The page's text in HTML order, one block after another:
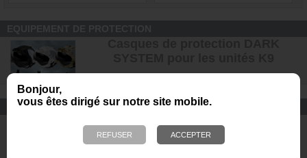
Bonjour,
vous êtes dirigé sur notre site mobile.
CONFORT ET SÉCURITÉ
Chaussures Ranger et
d'intervention pour tous les terrains